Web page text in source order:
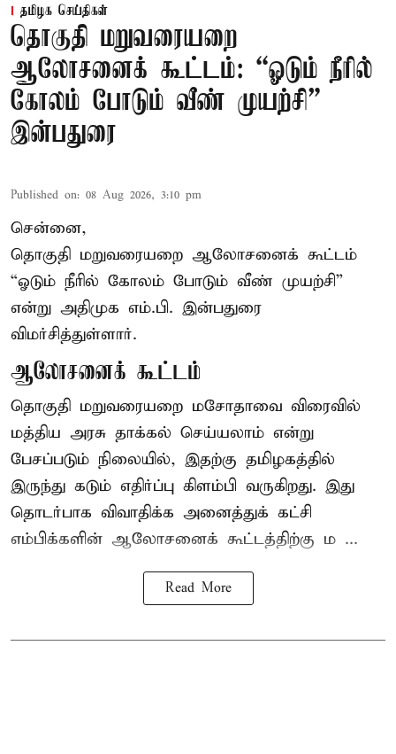
தமிழக செய்திகள்
தொகுதி மறுவரையறை
ஆலோசனைக் கூட்டம்: “ஓடும் நீரில்
கோலம் போடும் வீண் முயற்சி” –
இன்பதுரை
Published on: 08 Aug 2026, 3:10 pm
சென்னை,
தொகுதி மறுவரையறை ஆலோசனைக் கூட்டம்
“ஓடும் நீரில் கோலம் போடும் வீண் முயற்சி”
என்று அதிமுக எம்.பி. இன்பதுரை
விமர்சித்துள்ளார்.
ஆலோசனைக் கூட்டம்
தொகுதி மறுவரையறை மசோதாவை விரைவில்
மத்திய அரசு தாக்கல் செய்யலாம் என்று
பேசப்படும் நிலையில், இதற்கு தமிழகத்தில்
இருந்து கடும் எதிர்ப்பு கிளம்பி வருகிறது. இது
தொடர்பாக விவாதிக்க அனைத்துக் கட்சி
எம்பிக்களின் ஆலோசனைக் கூட்டத்திற்கு ம ...
Read More